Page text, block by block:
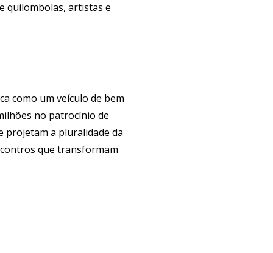
quilombolas, artistas e
como um veículo de bem
no patrocínio de
projetam a pluralidade da
que transformam